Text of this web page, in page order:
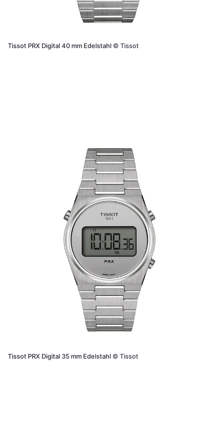
Tissot PRX Digital 40 mm Edelstahl © Tissot
Tissot PRX Digital 35 mm Edelstahl © Tissot